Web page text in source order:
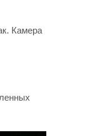
Камера